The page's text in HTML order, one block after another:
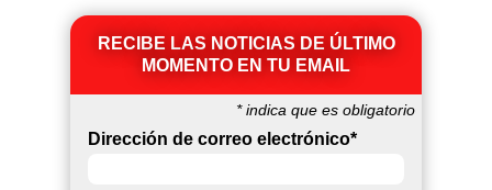
RECIBE LAS NOTICIAS DE ÚLTIMO
MOMENTO EN TU EMAIL
*indica que es obligatorio
Dirección de correo electrónico*